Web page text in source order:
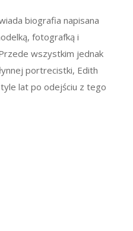
biografia napisana
fotografką i
wszystkim jednak
portrecistki, Edith
lat po odejściu z tego